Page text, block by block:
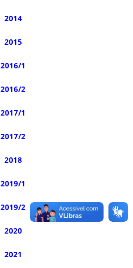
2014
2015
2016/1
2016/2
2017/1
2017/2
2018
2019/1
2019/2
2020
2021